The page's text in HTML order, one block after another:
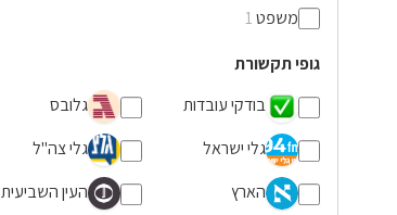
משפט 1
גופי תקשורת
בודקי עובדות
גלובס
גלי ישראל
גלי צה"ל
הארץ
העין השביעית